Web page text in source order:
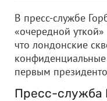
В пресс-службе
«очередной
что лондонские
первым
Пресс-служба